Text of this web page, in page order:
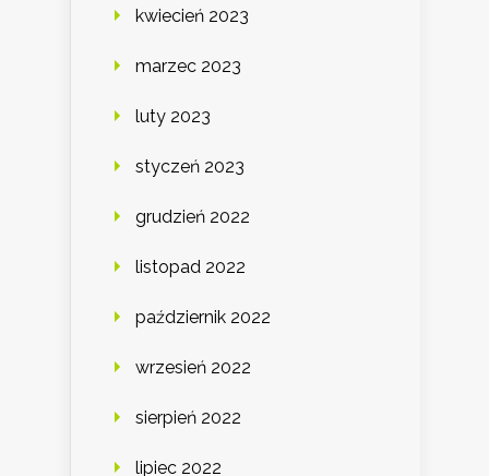
kwiecień 2023
marzec 2023
luty 2023
styczeń 2023
grudzień 2022
listopad 2022
październik 2022
wrzesień 2022
sierpień 2022
lipiec 2022